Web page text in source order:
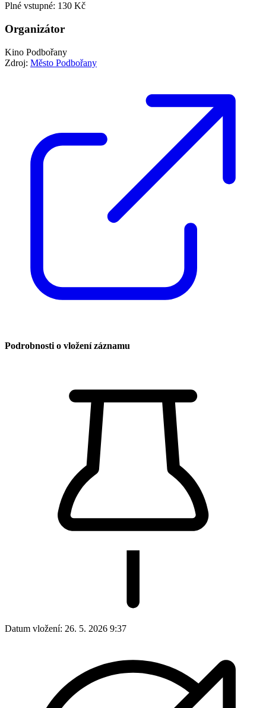
Plné vstupné: 130 Kč
Organizátor
Kino Podbořany
Zdroj: Město Podbořany
Podrobnosti o vložení záznamu
Datum vložení: 26. 5. 2026 9:37